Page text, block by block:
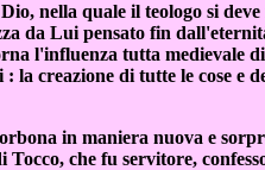
nella quale il teologo si
da Lui pensato fin
l'influenza tutta medievale
: la creazione di tutte le cose
in maniera nuova e
che fu servitore,